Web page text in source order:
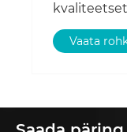
Vaata